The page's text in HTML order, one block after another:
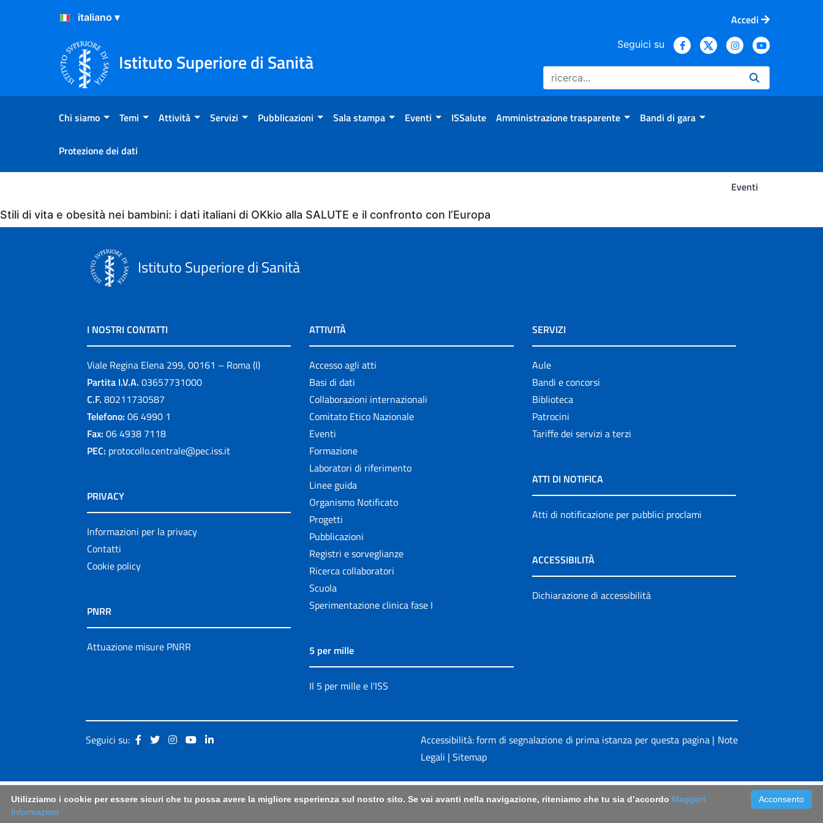
Salta al Contenuto
Salta al Footer
Accedi
Istituto Superiore di Sanità
Seguici su
Chi siamo Temi Attività Servizi Pubblicazioni Sala stampa Eventi ISSalute Amministrazione trasparente Bandi di gara
Protezione dei dati
Eventi
Eventi
Stili di vita e obesità nei bambini: i dati italiani di OKkio alla SALUTE e il confronto con l’Europa
Istituto Superiore di Sanità
I NOSTRI CONTATTI
Viale Regina Elena 299, 00161 – Roma (I)
Partita I.V.A. 03657731000
C.F. 80211730587
Telefono: 06 4990 1
Fax: 06 4938 7118
PEC: protocollo.centrale@pec.iss.it
PRIVACY
Informazioni per la privacy
Contatti
Cookie policy
PNRR
Attuazione misure PNRR
ATTIVITÀ
Accesso agli atti
Basi di dati
Collaborazioni internazionali
Comitato Etico Nazionale
Eventi
Formazione
Laboratori di riferimento
Linee guida
Organismo Notificato
Progetti
Pubblicazioni
Registri e sorveglianze
Ricerca collaboratori
Scuola
Sperimentazione clinica fase I
5 per mille
Il 5 per mille e l'ISS
SERVIZI
Aule
Bandi e concorsi
Biblioteca
Patrocini
Tariffe dei servizi a terzi
ATTI DI NOTIFICA
Atti di notificazione per pubblici proclami
ACCESSIBILITÀ
Dichiarazione di accessibilità
Seguici su: Accessibilità: form di segnalazione di prima istanza per questa pagina| Note
Legali | Sitemap
Acconsento
Utilizziamo i cookie per essere sicuri che tu possa avere la migliore esperienza sul nostro sito. Se vai avanti nella navigazione, riteniamo che tu sia d’accordo Maggiori
Informazioni